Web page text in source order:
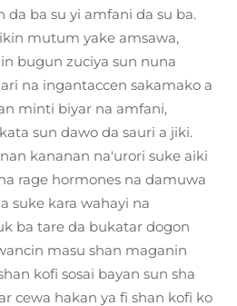
ba su yi amfani da su ba.
mutum yake amsawa,
bugun zuciya sun nuna
na ingantaccen sakamako a
minti biyar na amfani,
sun dawo da sauri a jiki.
kananan na'urori suke aiki
rage hormones na damuwa
suke kara wahayi na
ba tare da bukatar dogon
masu shan maganin
kofi sosai bayan sun sha
cewa hakan ya fi shan kofi ko